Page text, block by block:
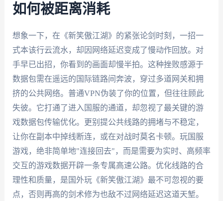
如何被距离消耗
想象一下，在《新笑傲江湖》的紧张论剑时刻，一招一
式本该行云流水，却因网络延迟变成了慢动作回放。对
手早已出招，你看到的画面却慢半拍。这种挫败感源于
数据包需在遥远的国际链路间奔波，穿过多道网关和拥
挤的公共网络。普通VPN伪装了你的位置，但往往顾此
失彼。它打通了进入国服的通道，却忽视了最关键的游
戏数据包传输优化。更别提公共线路的拥堵与不稳定，
让你在副本中掉线断连，或在对战时莫名卡顿。玩国服
游戏，绝非简单地"连接回去"，而是需要为实时、高频率
交互的游戏数据开辟一条专属高速公路。优化线路的合
理性和质量，是国外玩《新笑傲江湖》最不可忽视的要
点，否则再高的剑术修为也敌不过网络延迟这道天堑。